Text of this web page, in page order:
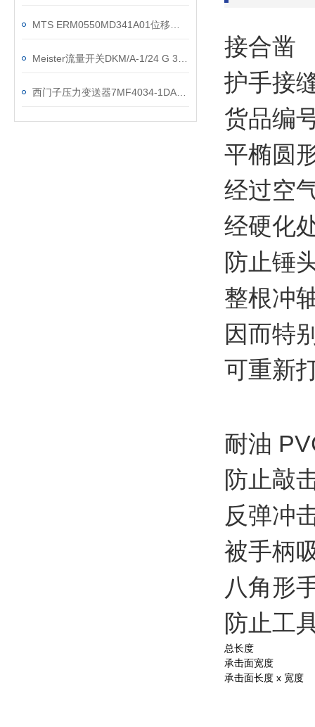
接合凿
护手接
货品编
平椭圆
经过空
经硬化
防止锤
整根冲
因而特
可重新
耐油
防止敲
反弹冲
被手柄
八角形
防止工
总长度
承击面宽度
承击面长度 x 宽度